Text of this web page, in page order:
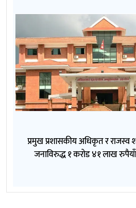
प्रमुख प्रशासकीय अधिकृत र राजस्व
जनाविरुद्ध १ करोड ४१ लाख